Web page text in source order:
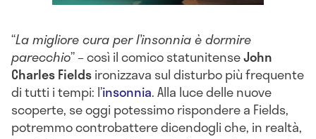
“La migliore cura per l’insonnia è dormire
parecchio” – così il comico statunitenseJohn
Charles Fieldsironizzava sul disturbo più frequente
di tutti i tempi: l’insonnia. Alla luce delle nuove
scoperte, se oggi potessimo rispondere a Fields,
potremmo controbattere dicendogli che, in realtà,